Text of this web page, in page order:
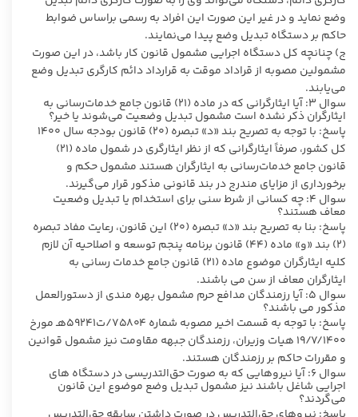
وضع نماید و در غیر این صورت این افراد به رسمی براساس ضوابط
حاکم بر دستگاه تبدیل وضع پیدا می‌نمایند.
ج) چنانچه کل دستگاه اجرایی مشمول قانون کار باشد، در این صورت
مشمولین مصوبه از قراداد موقت به قرارداد دائم کارگری تبدیل وضع
می‌یابند.
سوال ۳: آیا ایثارگرانی که در ماده (۲۱) قانون جامع خدمات‌رسانی به
ایثارگران ذکر نشده است مشمول تبدیل وضعیت می‌شوند یا خیر؟
پاسخ: با توجه به تصریح بند «د» تبصره (۲۰) قانون بودجه سال ۱۴۰۰
کل کشور، صرفاً ایثارگرانی که از نظر ایثارگری در شمول ماده (۲۱)
قانون جامع خدمات‌رسانی به ایثارگران هستند مشمول حکم و
برخورداری از مزایای مندرج در بند قانونی مذکور قرار می‌گیرند.
سوال ۴: چه کسانی از شرط سنی برای استخدام یا تبدیل وضعیت
معاف هستند؟
پاسخ: بنا به تصریح بند «د» تبصره (۲۰) این قانون، رعایت مفاد تبصره
(۲) بند «و» ماده (۴۴) قانون برنامه پنجم توسعه و اصلاحیه آن لازم
کلیه ایثارگران موضوع ماده (۲۱) قانون جامع خدمات رسانی به
ایثارگران معاف از سن می باشند.
سوال ۵: آیا رزمندگان مدافع حرم مشمول بهره مندی از دستورالعمل
مذکور می باشند؟
پاسخ: با توجه به قسمت اخیر مصوبه شماره ۷۵۸۰۴/ت۵۹۲۴۱هـ مورخ
۱۹/۷/۱۴۰۰ هیات وزیران، رزمندگان جبهه مقاومت نیز مشمول قوانین
و مقررات حاکم بر رزمندگان هستند.
سوال ۶: آیا نیروهایی که به صورت حق‌التدریسی در دستگاه های
اجرایی شاغل باشند نیز مشمول تبدیل وضع موضوع این قانون
می‌گردند؟